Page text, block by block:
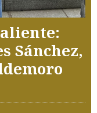
Sánchez,